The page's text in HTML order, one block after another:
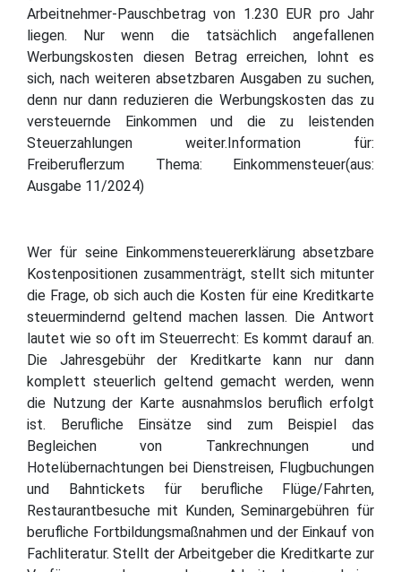
Arbeitnehmer-Pauschbetrag von 1.230 EUR pro Jahr
liegen. Nur wenn die tatsächlich angefallenen
Werbungskosten diesen Betrag erreichen, lohnt es
sich, nach weiteren absetzbaren Ausgaben zu suchen,
denn nur dann reduzieren die Werbungskosten das zu
versteuernde Einkommen und die zu leistenden
Steuerzahlungen weiter.Information für:
Freiberuflerzum Thema: Einkommensteuer(aus:
Ausgabe 11/2024)
Wer für seine Einkommensteuererklärung absetzbare
Kostenpositionen zusammenträgt, stellt sich mitunter
die Frage, ob sich auch die Kosten für eine Kreditkarte
steuermindernd geltend machen lassen. Die Antwort
lautet wie so oft im Steuerrecht: Es kommt darauf an.
Die Jahresgebühr der Kreditkarte kann nur dann
komplett steuerlich geltend gemacht werden, wenn
die Nutzung der Karte ausnahmslos beruflich erfolgt
ist. Berufliche Einsätze sind zum Beispiel das
Begleichen von Tankrechnungen und
Hotelübernachtungen bei Dienstreisen, Flugbuchungen
und Bahntickets für berufliche Flüge/Fahrten,
Restaurantbesuche mit Kunden, Seminargebühren für
berufliche Fortbildungsmaßnahmen und der Einkauf von
Fachliteratur. Stellt der Arbeitgeber die Kreditkarte zur